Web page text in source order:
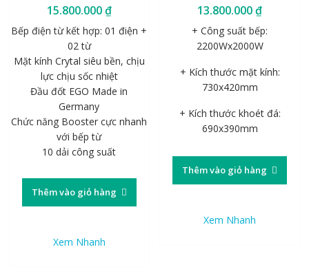
15.800.000₫
Bếp điện từ kết hợp: 01 điện +
02 từ
Mặt kính Crytal siêu bền, chịu
lực chịu sốc nhiệt
Đầu đốt EGO Made in
Germany
Chức năng Booster cực nhanh
với bếp từ
10 dải công suất
Thêm vào giỏ hàng
Xem Nhanh
13.800.000₫
+ Công suất bếp:
2200Wx2000W
+ Kích thước mặt kính:
730x420mm
+ Kích thước khoét đá:
690x390mm
Thêm vào giỏ hàng
Xem Nhanh